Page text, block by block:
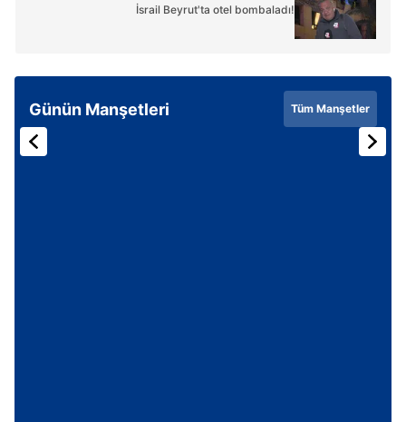
İsrail Beyrut'ta otel bombaladı!
Günün Manşetleri Tüm Manşetler